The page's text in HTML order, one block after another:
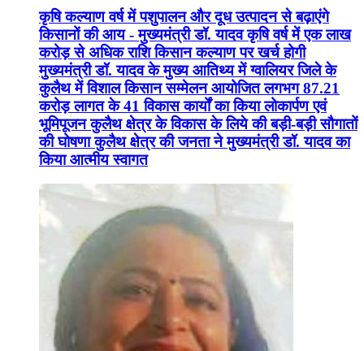
कृषि कल्याण वर्ष में पशुपालन और दूध उत्पादन से बढ़ाएंगे
किसानों की आय - मुख्यमंत्री डॉ. यादव कृषि वर्ष में एक लाख
करोड़ से अधिक राशि किसान कल्याण पर खर्च होगी
मुख्यमंत्री डॉ. यादव के मुख्य आतिथ्य में ग्वालियर जिले के
कुलैथ में विशाल किसान सम्मेलन आयोजित लगभग 87.21
करोड़ लागत के 41 विकास कार्यों का किया लोकार्पण एवं
भूमिपूजन कुलैथ क्षेत्र के विकास के लिये की बड़ी-बड़ी सौगातों
की घोषणा कुलैथ क्षेत्र की जनता ने मुख्यमंत्री डॉ. यादव का
किया आत्मीय स्वागत